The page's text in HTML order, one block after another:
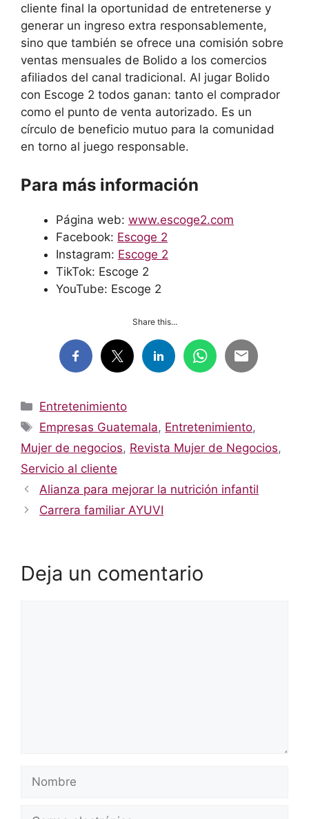
cliente final la oportunidad de entretenerse y
generar un ingreso extra responsablemente,
sino que también se ofrece una comisión sobre
ventas mensuales de Bolido a los comercios
afiliados del canal tradicional. Al jugar Bolido
con Escoge 2 todos ganan: tanto el comprador
como el punto de venta autorizado. Es un
círculo de beneficio mutuo para la comunidad
en torno al juego responsable.
Para más información
Página web: www.escoge2.com
Facebook: Escoge 2
Instagram: Escoge 2
TikTok: Escoge 2
YouTube: Escoge 2
Share this...
Categorías
Entretenimiento
Etiquetas
Empresas Guatemala, Entretenimiento,
Mujer de negocios, Revista Mujer de Negocios,
Servicio al cliente
Alianza para mejorar la nutrición infantil
Carrera familiar AYUVI
Deja un comentario